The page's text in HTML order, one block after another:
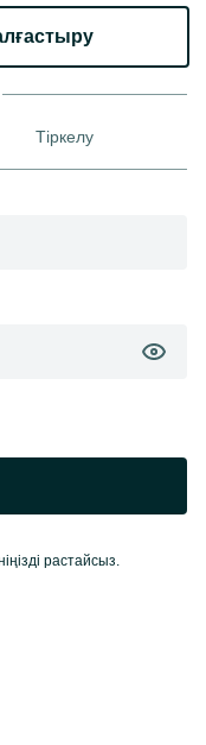
Тіркелу
растайсыз.